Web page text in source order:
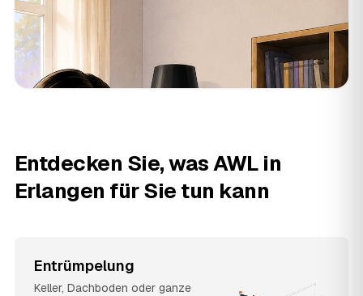
Entdecken Sie, was AWL in
Erlangen für Sie tun kann
Entrümpelung
Keller, Dachboden oder ganze